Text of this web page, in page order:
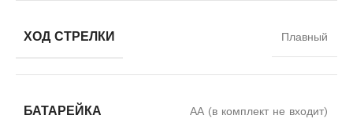
ХОД СТРЕЛКИ Плавный
БАТАРЕЙКА АА (в комплект не входит)